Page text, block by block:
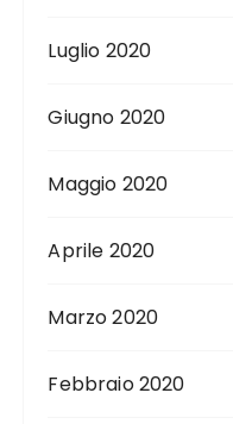
Luglio 2020
Giugno 2020
Maggio 2020
Aprile 2020
Marzo 2020
Febbraio 2020